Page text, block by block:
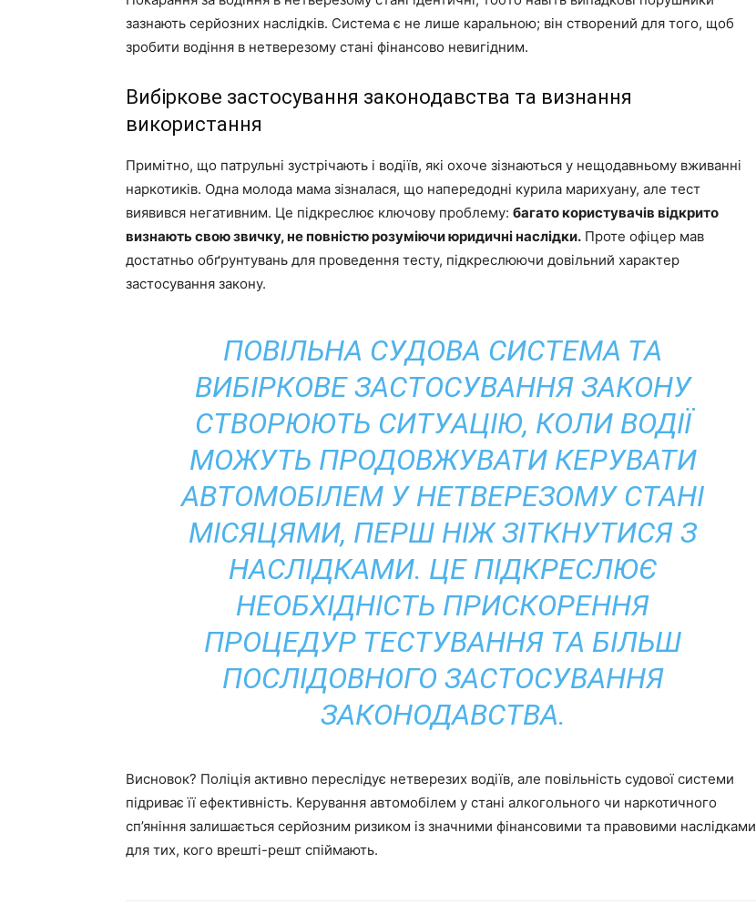
зазнають серйозних наслідків. Система є не лише каральною; він створений для того, щоб
зробити водіння в нетверезому стані фінансово невигідним.
Вибіркове застосування законодавства та визнання
використання
Примітно, що патрульні зустрічають і водіїв, які охоче зізнаються у нещодавньому вживанні
наркотиків. Одна молода мама зізналася, що напередодні курила марихуану, але тест
виявився негативним. Це підкреслює ключову проблему: багато користувачів відкрито
визнають свою звичку, не повністю розуміючи юридичні наслідки. Проте офіцер мав
достатньо обґрунтувань для проведення тесту, підкреслюючи довільний характер
застосування закону.
ПОВІЛЬНА СУДОВА СИСТЕМА ТА
ВИБІРКОВЕ ЗАСТОСУВАННЯ ЗАКОНУ
СТВОРЮЮТЬ СИТУАЦІЮ, КОЛИ ВОДІЇ
МОЖУТЬ ПРОДОВЖУВАТИ КЕРУВАТИ
АВТОМОБІЛЕМ У НЕТВЕРЕЗОМУ СТАНІ
МІСЯЦЯМИ, ПЕРШ НІЖ ЗІТКНУТИСЯ З
НАСЛІДКАМИ. ЦЕ ПІДКРЕСЛЮЄ
НЕОБХІДНІСТЬ ПРИСКОРЕННЯ
ПРОЦЕДУР ТЕСТУВАННЯ ТА БІЛЬШ
ПОСЛІДОВНОГО ЗАСТОСУВАННЯ
ЗАКОНОДАВСТВА.
Висновок? Поліція активно переслідує нетверезих водіїв, але повільність судової системи
підриває її ефективність. Керування автомобілем у стані алкогольного чи наркотичного
сп’яніння залишається серйозним ризиком із значними фінансовими та правовими наслідками
для тих, кого врешті-решт спіймають.